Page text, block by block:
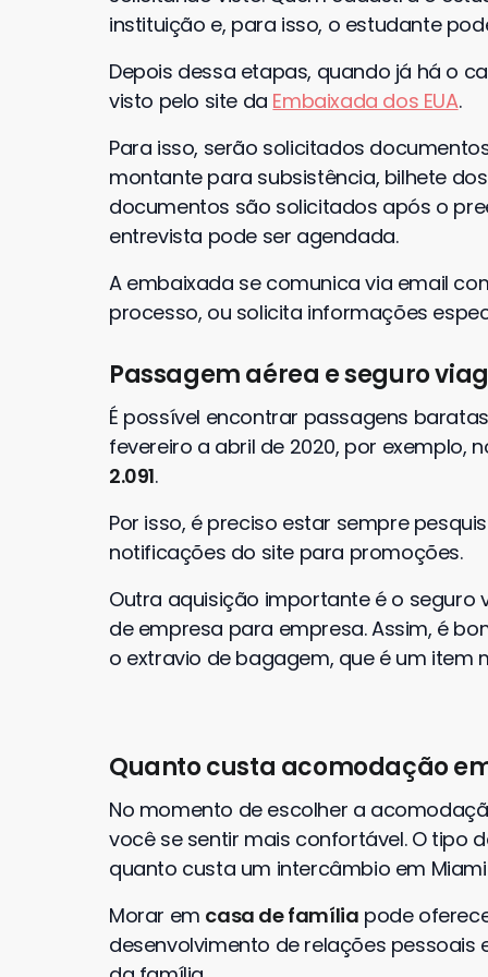
instituição e, para isso, o estudante
Depois dessa etapas, quando já há o
visto pelo site da Embaixada dos EUA.
Para isso, serão solicitados
montante para subsistência, bilhete
documentos são solicitados após o
entrevista pode ser agendada.
A embaixada se comunica via email
processo, ou solicita informações
Passagem aérea e seguro
É possível encontrar passagens
fevereiro a abril de 2020, por exemplo,
2.091.
Por isso, é preciso estar sempre
notificações do site para promoções.
Outra aquisição importante é o seguro
de empresa para empresa. Assim, é
o extravio de bagagem, que é um item
Quanto custa acomodação
No momento de escolher a
você se sentir mais confortável. O tipo
quanto custa um intercâmbio em
Morar em casa de família pode
desenvolvimento de relações